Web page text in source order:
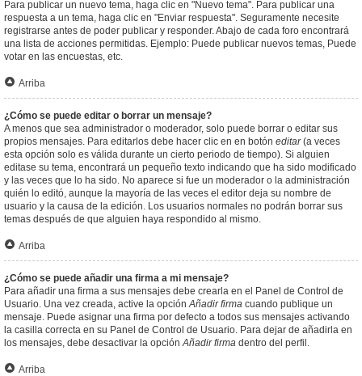
Para publicar un nuevo tema, haga clic en "Nuevo tema". Para publicar una
respuesta a un tema, haga clic en "Enviar respuesta". Seguramente necesite
registrarse antes de poder publicar y responder. Abajo de cada foro encontrará
una lista de acciones permitidas. Ejemplo: Puede publicar nuevos temas, Puede
votar en las encuestas, etc.
Arriba
¿Cómo se puede editar o borrar un mensaje?
A menos que sea administrador o moderador, solo puede borrar o editar sus
propios mensajes. Para editarlos debe hacer clic en en botón editar(a veces
esta opción solo es válida durante un cierto periodo de tiempo). Si alguien
editase su tema, encontrará un pequeño texto indicando que ha sido modificado
y las veces que lo ha sido. No aparece si fue un moderador o la administración
quién lo editó, aunque la mayoría de las veces el editor deja su nombre de
usuario y la causa de la edición. Los usuarios normales no podrán borrar sus
temas después de que alguien haya respondido al mismo.
Arriba
¿Cómo se puede añadir una firma a mi mensaje?
Para añadir una firma a sus mensajes debe crearla en el Panel de Control de
Usuario. Una vez creada, active la opciónAñadir firma cuando publique un
mensaje. Puede asignar una firma por defecto a todos sus mensajes activando
la casilla correcta en su Panel de Control de Usuario. Para dejar de añadirla en
los mensajes, debe desactivar la opciónAñadir firma dentro del perfil.
Arriba